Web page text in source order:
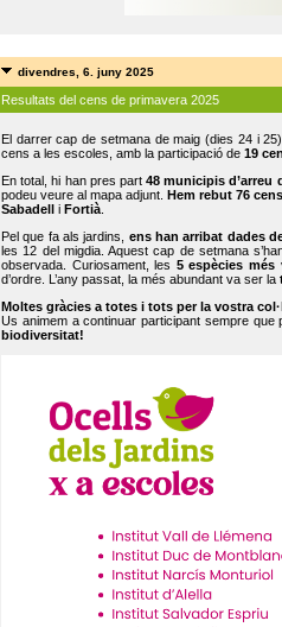
divendres, 6. juny 2025
Resultats del cens de primavera 2025
El darrer cap de setmana de maig (dies 24 i
cens a les escoles, amb la participació de 19
En total, hi han pres part48 municipis d’arreu
podeu veure al mapa adjunt. Hem rebut 76
Sabadell
i Fortià.
Pel que fa als jardins, ens han arribat dades
les 12 del migdia. Aquest cap de setmana
observada. Curiosament, les 5 espècies més
d’ordre. L’any passat, la més abundant va ser la
Moltes gràcies a totes i tots per la vostra
Us animem a continuar participant sempre que
biodiversitat!